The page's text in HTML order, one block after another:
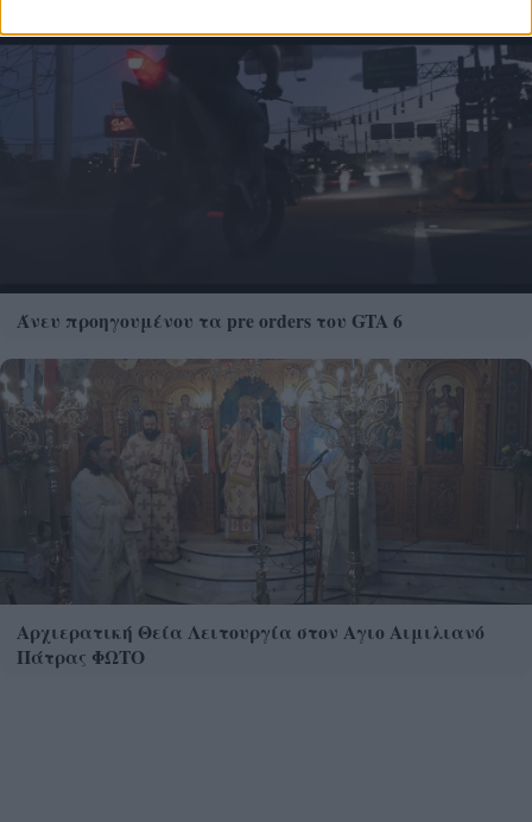
Άνευ προηγουμένου τα pre orders του GTA 6
Αρχιερατική Θεία Λειτουργία στον Αγιο Αιμιλιανό
Πάτρας ΦΩΤΟ